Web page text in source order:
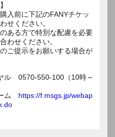
入前に下記のFANYチケッ
せください。
ある方で特別な配慮を必要
わせください。
ご提示をお願いする場合が
ル 0570-550-100（10時～
ム https://f.msgs.jp/webap